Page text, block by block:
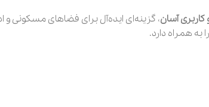
آسان، گزینه‌ای ایده‌آل برای فضاهای مسکونی
به همراه دارد.